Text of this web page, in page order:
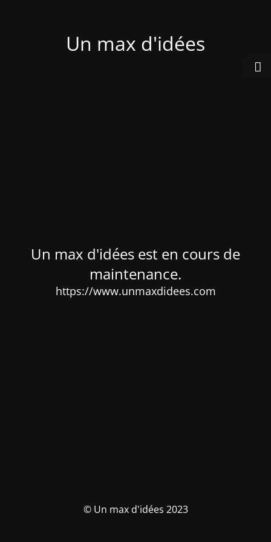
Un max d'idées
Un max d'idées est en cours de
maintenance.
https://www.unmaxdidees.com
© Un max d'idées 2023